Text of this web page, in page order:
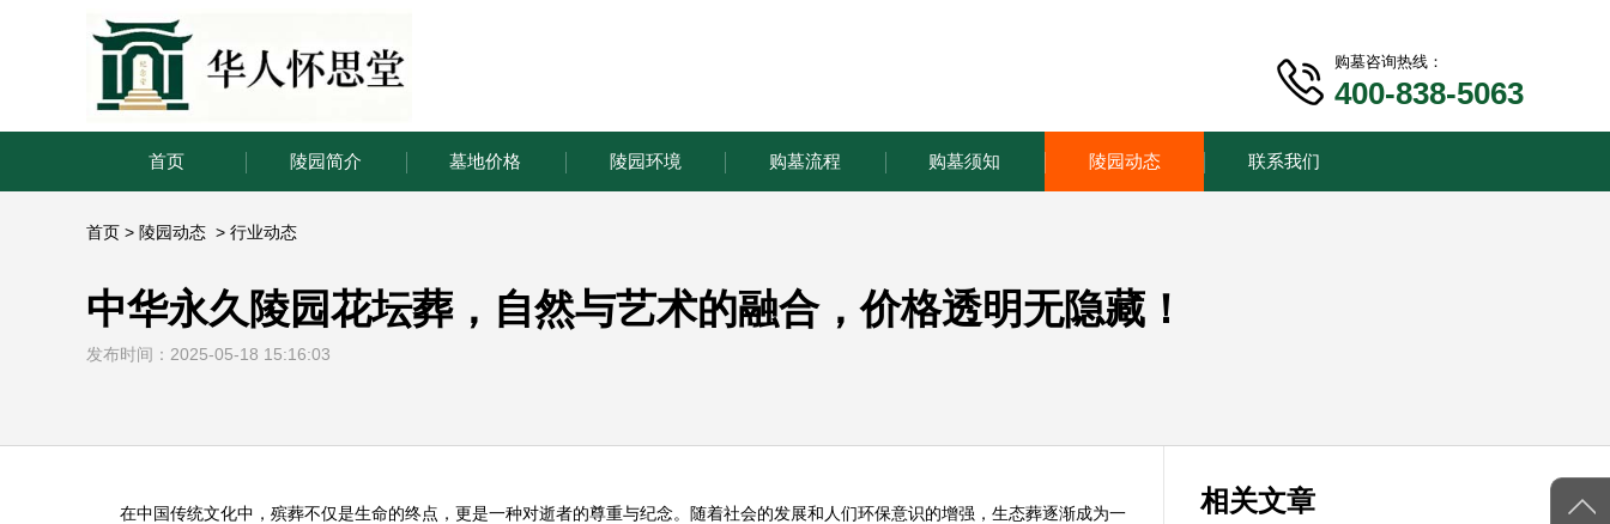
购墓咨询热线：
400-838-5063
首页 陵园简介 墓地价格 陵园环境 购墓流程 购墓须知 陵园动态 联系我们
首页 > 陵园动态 > 行业动态
中华永久陵园花坛葬，自然与艺术的融合，价格透明无隐藏！
发布时间：2025-05-18 15:16:03
在中国传统文化中，殡葬不仅是生命的终点，更是一种对逝者的尊重与纪念。随着社会的发展和人们环保意识的增强，生态葬逐渐成为一
相关文章